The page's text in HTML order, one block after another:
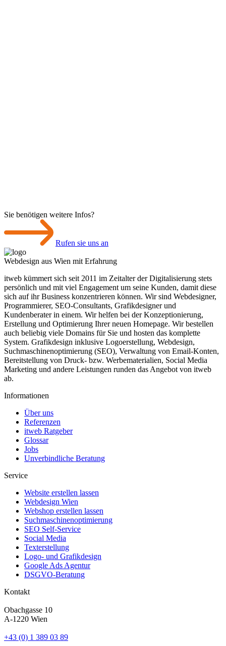
Sie benötigen weitere Infos?
Rufen sie uns an
Webdesign aus Wien mit Erfahrung
itweb kümmert sich seit 2011 im Zeitalter der Digitalisierung stets
persönlich und mit viel Engagement um seine Kunden, damit diese
sich auf ihr Business konzentrieren können. Wir sind Webdesigner,
Programmierer, SEO-Consultants, Grafikdesigner und
Kundenberater in einem. Wir helfen bei der Konzeptionierung,
Erstellung und Optimierung Ihrer neuen Homepage. Wir bestellen
auch beliebig viele Domains für Sie und hosten das komplette
System. Grafikdesign inklusive Logoerstellung, Webdesign,
Suchmaschinen­optimierung (SEO), Verwaltung von Email-Konten,
Bereitstellung von Druck- bzw. Werbematerialien, Social Media
Marketing und andere Leistungen runden das Angebot von itweb
ab.
Informationen
Über uns
Referenzen
itweb Ratgeber
Glossar
Jobs
Unverbindliche Beratung
Service
Website erstellen lassen
Webdesign Wien
Webshop erstellen lassen
Suchmaschinenoptimierung
SEO Self-Service
Social Media
Texterstellung
Logo- und Grafikdesign
Google Ads Agentur
DSGVO-Beratung
Kontakt
Obachgasse 10
A-1220 Wien
+43 (0) 1 389 03 89